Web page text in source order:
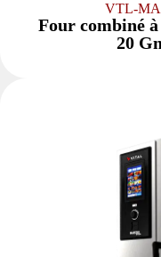
VTL-
Four combiné
20